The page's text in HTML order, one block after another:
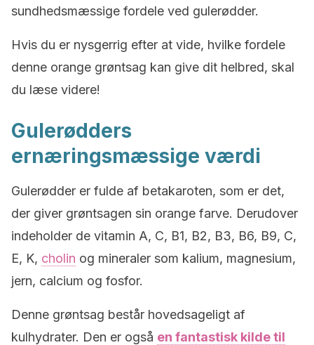
sundhedsmæssige fordele ved gulerødder.
Hvis du er nysgerrig efter at vide, hvilke fordele
denne orange grøntsag kan give dit helbred, skal
du læse videre!
Gulerødders
ernæringsmæssige værdi
Gulerødder er fulde af betakaroten, som er det,
der giver grøntsagen sin orange farve. Derudover
indeholder de vitamin A, C, B1, B2, B3, B6, B9, C,
E, K, cholin og mineraler som kalium, magnesium,
jern, calcium og fosfor.
Denne grøntsag består hovedsageligt af
kulhydrater. Den er også en fantastisk kilde til